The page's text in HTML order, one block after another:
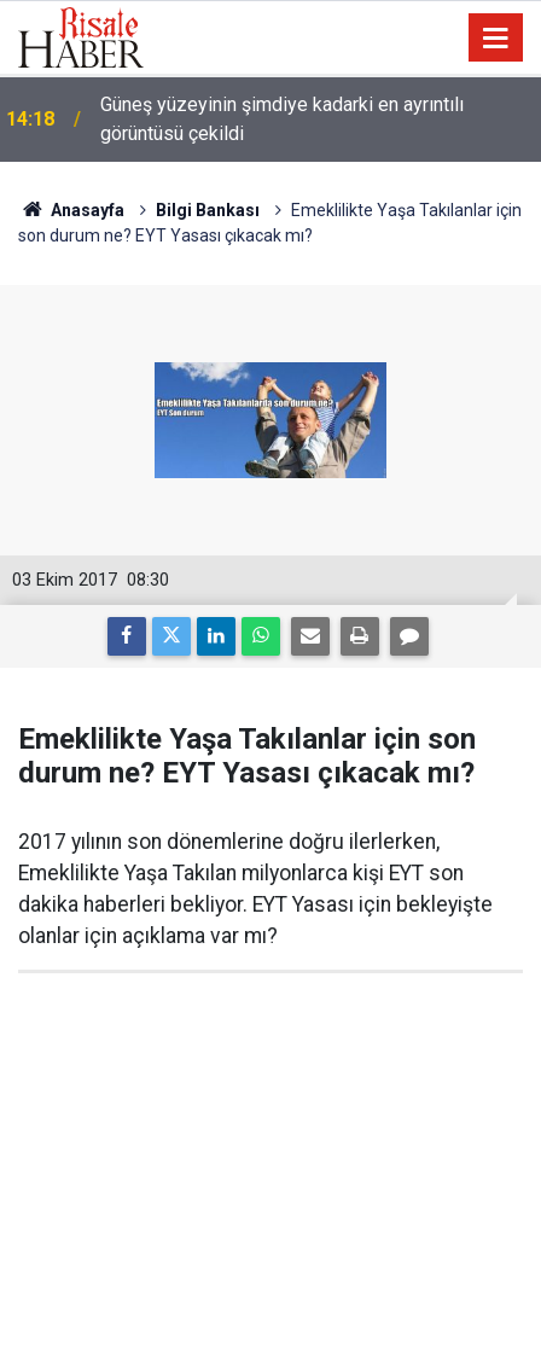
13:25 Tartışma: Yapay zeka, kitaptan soğutuyor mu?
Anasayfa Bilgi Bankası
Emeklilikte Yaşa Takılanlar için
son durum ne? EYT Yasası çıkacak mı?
08:30
03 Ekim 2017
Emeklilikte Yaşa Takılanlar için son
durum ne? EYT Yasası çıkacak mı?
2017 yılının son dönemlerine doğru ilerlerken,
Emeklilikte Yaşa Takılan milyonlarca kişi EYT son
dakika haberleri bekliyor. EYT Yasası için bekleyişte
olanlar için açıklama var mı?